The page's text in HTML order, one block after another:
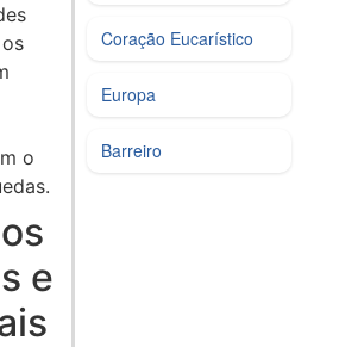
o
e
Coração Eucarístico
Europa
Barreiro